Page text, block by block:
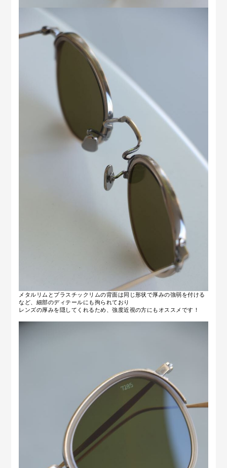
メタルリムとプラスチックリムの背面は同じ形状で厚みの強弱を付ける
など、細部のディテールにも拘られており
レンズの厚みを隠してくれるため、強度近視の方にもオススメです！